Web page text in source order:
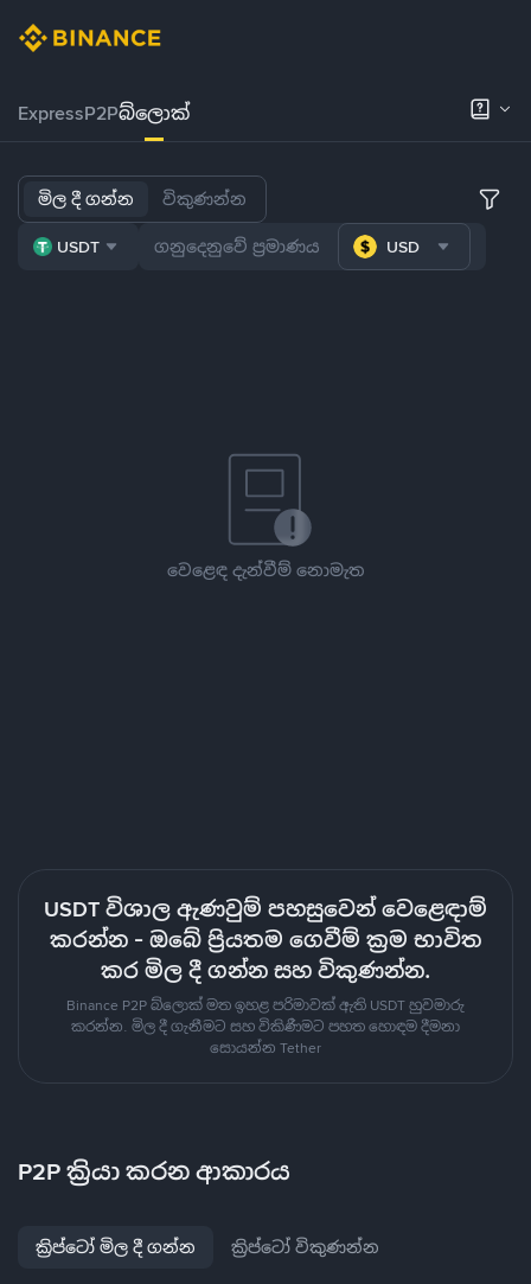
ExpressP2Pබ්ලොක්
මිල දී ගන්න විකුණන්න
USDT USD
වෙළෙඳ දැන්වීම් නොමැත
USDT විශාල ඇණවුම් පහසුවෙන් වෙළෙඳාම්
කරන්න - ඔබේ ප්‍රියතම ගෙවීම් ක්‍රම භාවිත
කර මිල දී ගන්න සහ විකුණන්න.
Binance P2P බ්ලොක් මත ඉහළ පරිමාවක් ඇති USDT හුවමාරු
කරන්න. මිල දී ගැනීමට සහ විකිණීමට පහත හොඳම දීමනා
සොයන්න Tether
P2P ක්‍රියා කරන ආකාරය
ක්‍රිප්ටෝ මිල දී ගන්න ක්‍රිප්ටෝ විකුණන්න